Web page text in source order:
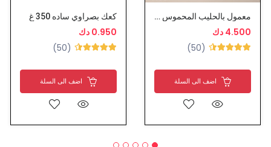
معمول بالحليب المحموس - كجيلة
4.500 دك
(50)
اضف الى السلة
كعك بصراوي ساده 350 غ
0.950 دك
(50)
اضف الى السلة